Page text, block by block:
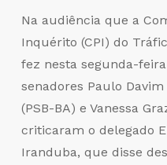
Na audiência que a
Inquérito (CPI) do
fez nesta segunda-
senadores Paulo
(PSB-BA) e Vanessa
criticaram o delegado
Iranduba, que disse